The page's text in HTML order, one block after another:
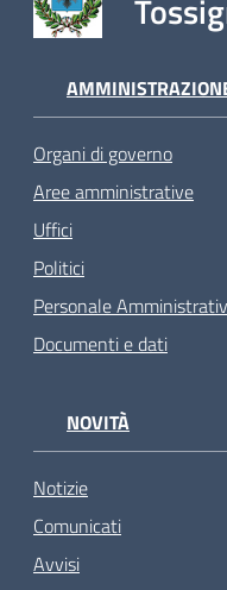
Organi di governo
Aree amministrative
Uffici
Politici
Personale
Documenti e dati
NOVITÀ
Notizie
Comunicati
Avvisi